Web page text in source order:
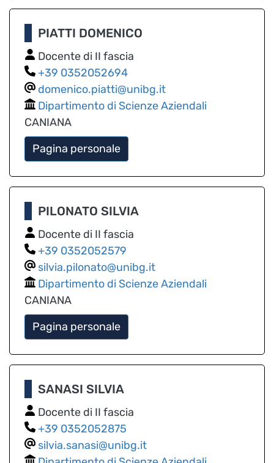
PIATTI DOMENICO
Docente di II fascia
0352052694
domenico.piatti@unibg.it
Dipartimento di Scienze Aziendali
CANIANA
Pagina personale
PILONATO SILVIA
Docente di II fascia
0352052579
silvia.pilonato@unibg.it
Dipartimento di Scienze Aziendali
CANIANA
Pagina personale
SANASI SILVIA
Docente di II fascia
0352052875
silvia.sanasi@unibg.it